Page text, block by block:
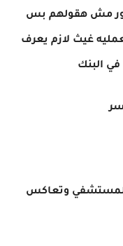
مش هقولهم بس
غيث لازم يعرف
البنك
وتعاكس